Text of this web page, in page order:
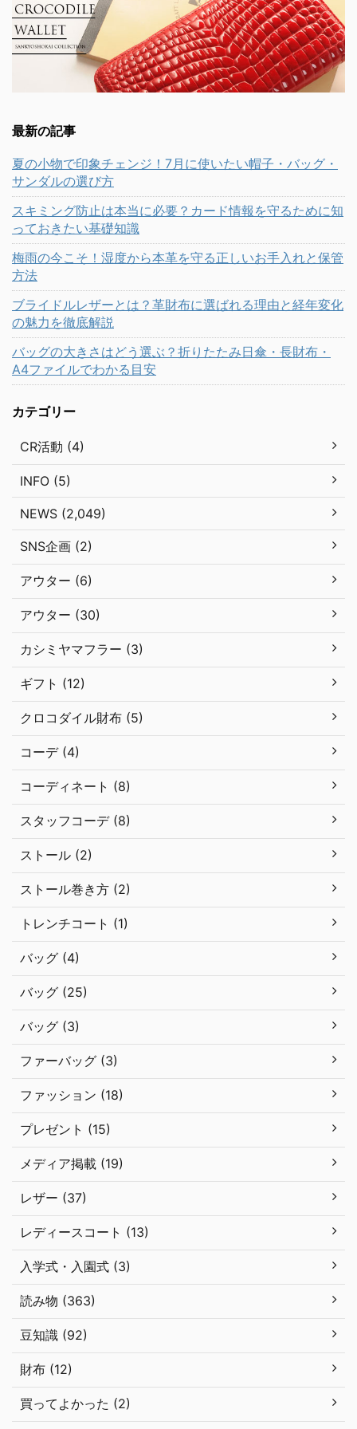
最新の記事
夏の小物で印象チェンジ！7月に使いたい帽子・バッグ・
サンダルの選び方
スキミング防止は本当に必要？カード情報を守るために知
っておきたい基礎知識
梅雨の今こそ！湿度から本革を守る正しいお手入れと保管
方法
ブライドルレザーとは？革財布に選ばれる理由と経年変化
の魅力を徹底解説
バッグの大きさはどう選ぶ？折りたたみ日傘・長財布・
A4ファイルでわかる目安
カテゴリー
CR活動 (4)
INFO (5)
NEWS (2,049)
SNS企画 (2)
アウター (6)
アウター (30)
カシミヤマフラー (3)
ギフト (12)
クロコダイル財布 (5)
コーデ (4)
コーディネート (8)
スタッフコーデ (8)
ストール (2)
ストール巻き方 (2)
トレンチコート (1)
バッグ (4)
バッグ (25)
バッグ (3)
ファーバッグ (3)
ファッション (18)
プレゼント (15)
メディア掲載 (19)
レザー (37)
レディースコート (13)
入学式・入園式 (3)
読み物 (363)
豆知識 (92)
財布 (12)
買ってよかった (2)